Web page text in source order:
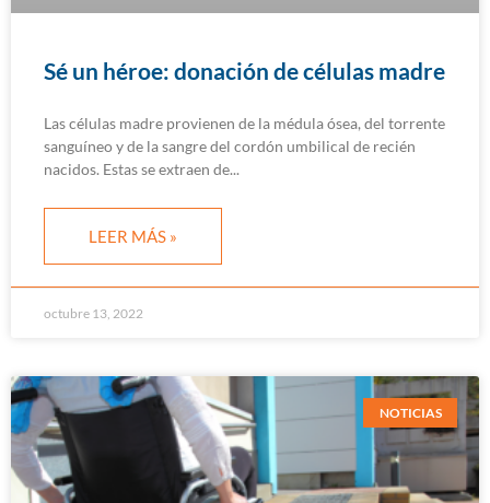
Sé un héroe: donación de células madre
Las células madre provienen de la médula ósea, del torrente
sanguíneo y de la sangre del cordón umbilical de recién
nacidos. Estas se extraen de
LEER MÁS »
octubre 13, 2022
NOTICIAS